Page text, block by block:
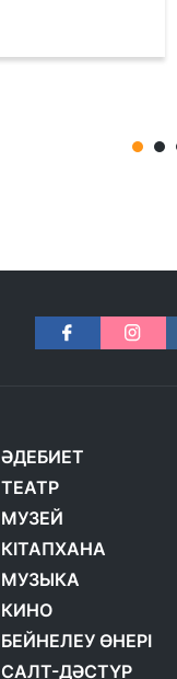
ӘДЕБИЕТ
ТЕАТР
МУЗЕЙ
КІТАПХАНА
МУЗЫКА
КИНО
БЕЙНЕЛЕУ ӨНЕРІ
САЛТ-ДӘСТҮР